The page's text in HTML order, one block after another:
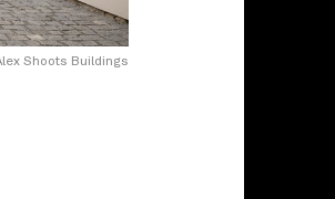
Shoots Buildings